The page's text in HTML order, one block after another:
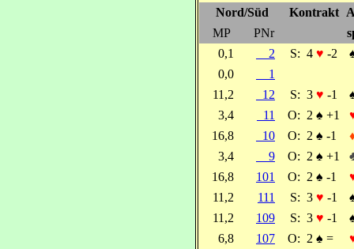
Nord/Süd
Kontrakt
MP
PNr
0,1
2 S: 4 ♥ -2
0,0
1
11,2
12 S: 3 ♥ -1
3,4
11 O: 2 ♠ +1
16,8
10 O: 2 ♠ -1
3,4
9 O: 2 ♠ +1
16,8
101 O: 2 ♠ -1
11,2
111 S: 3 ♥ -1
11,2
109 S: 3 ♥ -1
6,8
107 O: 2 ♠ =